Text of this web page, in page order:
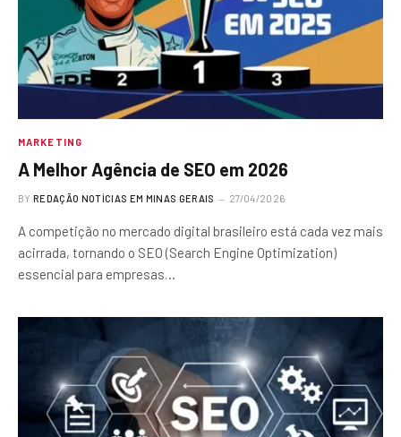
MARKETING
A Melhor Agência de SEO em 2026
BY REDAÇÃO NOTÍCIAS EM MINAS GERAIS 27/04/2026
A competição no mercado digital brasileiro está cada vez mais
acirrada, tornando o SEO (Search Engine Optimization)
essencial para empresas…